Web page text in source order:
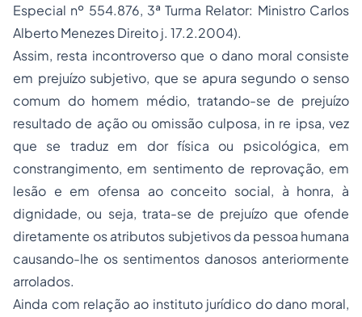
Especial nº 554.876, 3ª Turma Relator: Ministro Carlos
Alberto Menezes Direito j. 17.2.2004).
Assim, resta incontroverso que o dano moral consiste
em prejuízo subjetivo, que se apura segundo o senso
comum do homem médio, tratando-se de prejuízo
resultado de ação ou omissão culposa, in re ipsa, vez
que se traduz em dor física ou psicológica, em
constrangimento, em sentimento de reprovação, em
lesão e em ofensa ao conceito social, à honra, à
dignidade, ou seja, trata-se de prejuízo que ofende
diretamente os atributos subjetivos da pessoa humana
causando-lhe os sentimentos danosos anteriormente
arrolados.
Ainda com relação ao instituto jurídico do dano moral,